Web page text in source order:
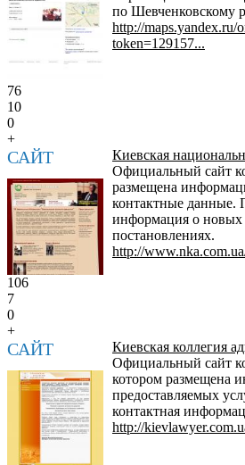
по Шевченковскому
http://maps.yandex.ru/
token=129157...
76
10
0
+
САЙТ
Киевская
Официальный сайт
размещена
контактные данные.
информация о новых
постановлениях.
http://
106
7
0
+
САЙТ
Киевская коллегия
Официальный сайт
котором размещена
предоставляемых
контактная
http://